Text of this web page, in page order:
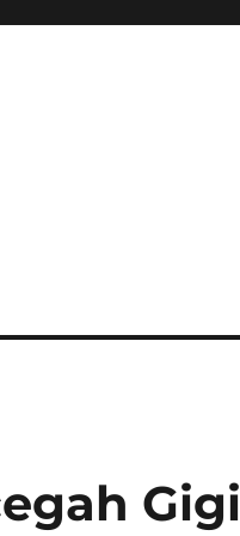
Gigi